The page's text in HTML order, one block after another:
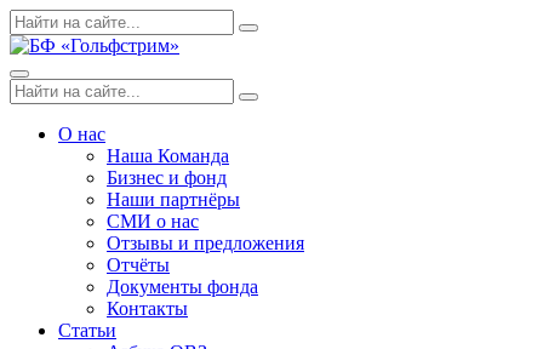
Skip
to
Поиск
по:
Search
Menu
Поиск
по:
Search
О нас
Наша Команда
Бизнес и фонд
Наши партнёры
СМИ о нас
Отзывы и предложения
Отчёты
Документы фонда
Контакты
Статьи